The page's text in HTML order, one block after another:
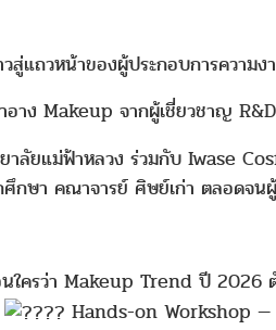
สู่แถวหน้าของผู้ประกอบการความง
อาง Makeup จากผู้เชี่ยวชาญ R&D
าลัยแม่ฟ้าหลวง ร่วมกับ Iwase
ษา คณาจารย์ ศิษย์เก่า ตลอดจนผู้
ครว่า Makeup Trend ปี 2026 ตั
Hands-on Workshop —